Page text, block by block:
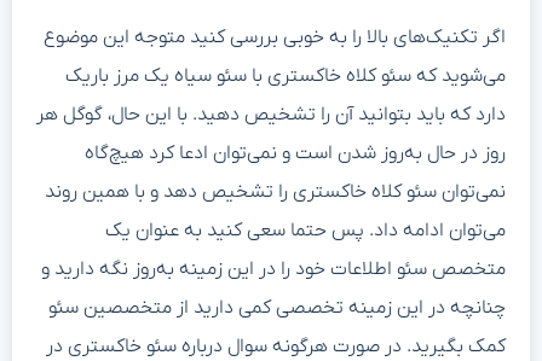
اگر تکنیک‌های بالا را به خوبی بررسی کنید متوجه این موضوع
می‌شوید که سئو کلاه خاکستری با سئو سیاه یک مرز باریک
دارد که باید بتوانید آن را تشخیص دهید. با این حال، گوگل هر
روز در حال به‌روز شدن است و نمی‌توان ادعا کرد هیچ‌گاه
نمی‌توان سئو کلاه خاکستری را تشخیص دهد و با همین روند
می‌توان ادامه داد. پس حتما سعی کنید به عنوان یک
متخصص سئو اطلاعات خود را در این زمینه به‌روز نگه دارید و
چنانچه در این زمینه تخصصی کمی دارید از متخصصین سئو
کمک بگیرید. در صورت هرگونه سوال درباره سئو خاکستری در